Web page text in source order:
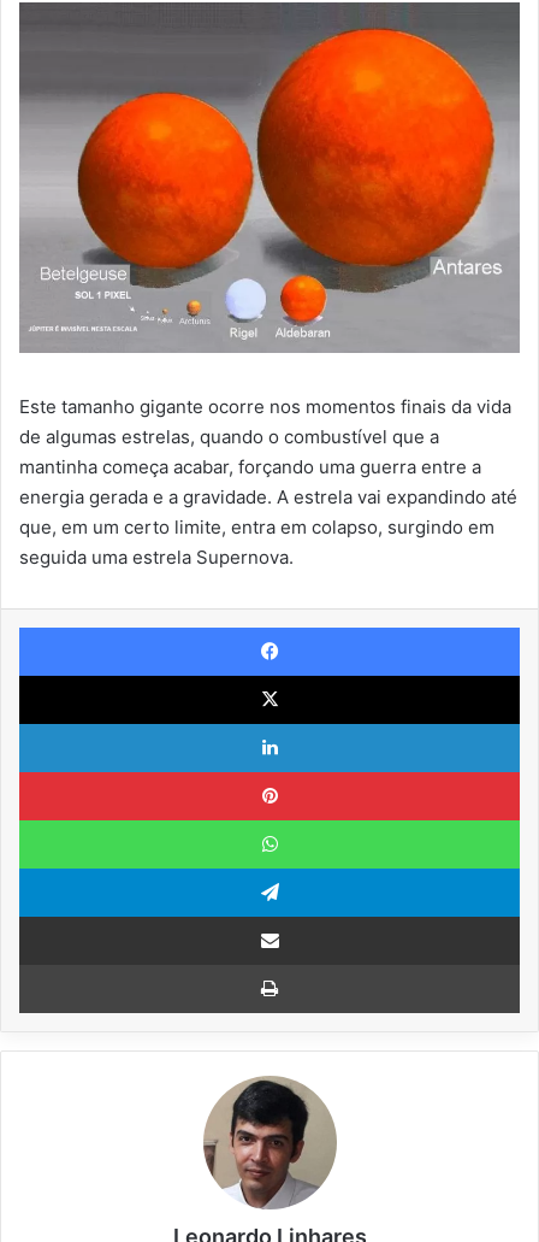
Este tamanho gigante ocorre nos momentos finais da vida
de algumas estrelas, quando o combustível que a
mantinha começa acabar, forçando uma guerra entre a
energia gerada e a gravidade. A estrela vai expandindo até
que, em um certo limite, entra em colapso, surgindo em
seguida uma estrela Supernova.
Leonardo Linhares